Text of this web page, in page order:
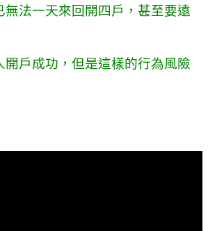
法一天來回開四戶，甚至要遠
戶成功，但是這樣的行為風險